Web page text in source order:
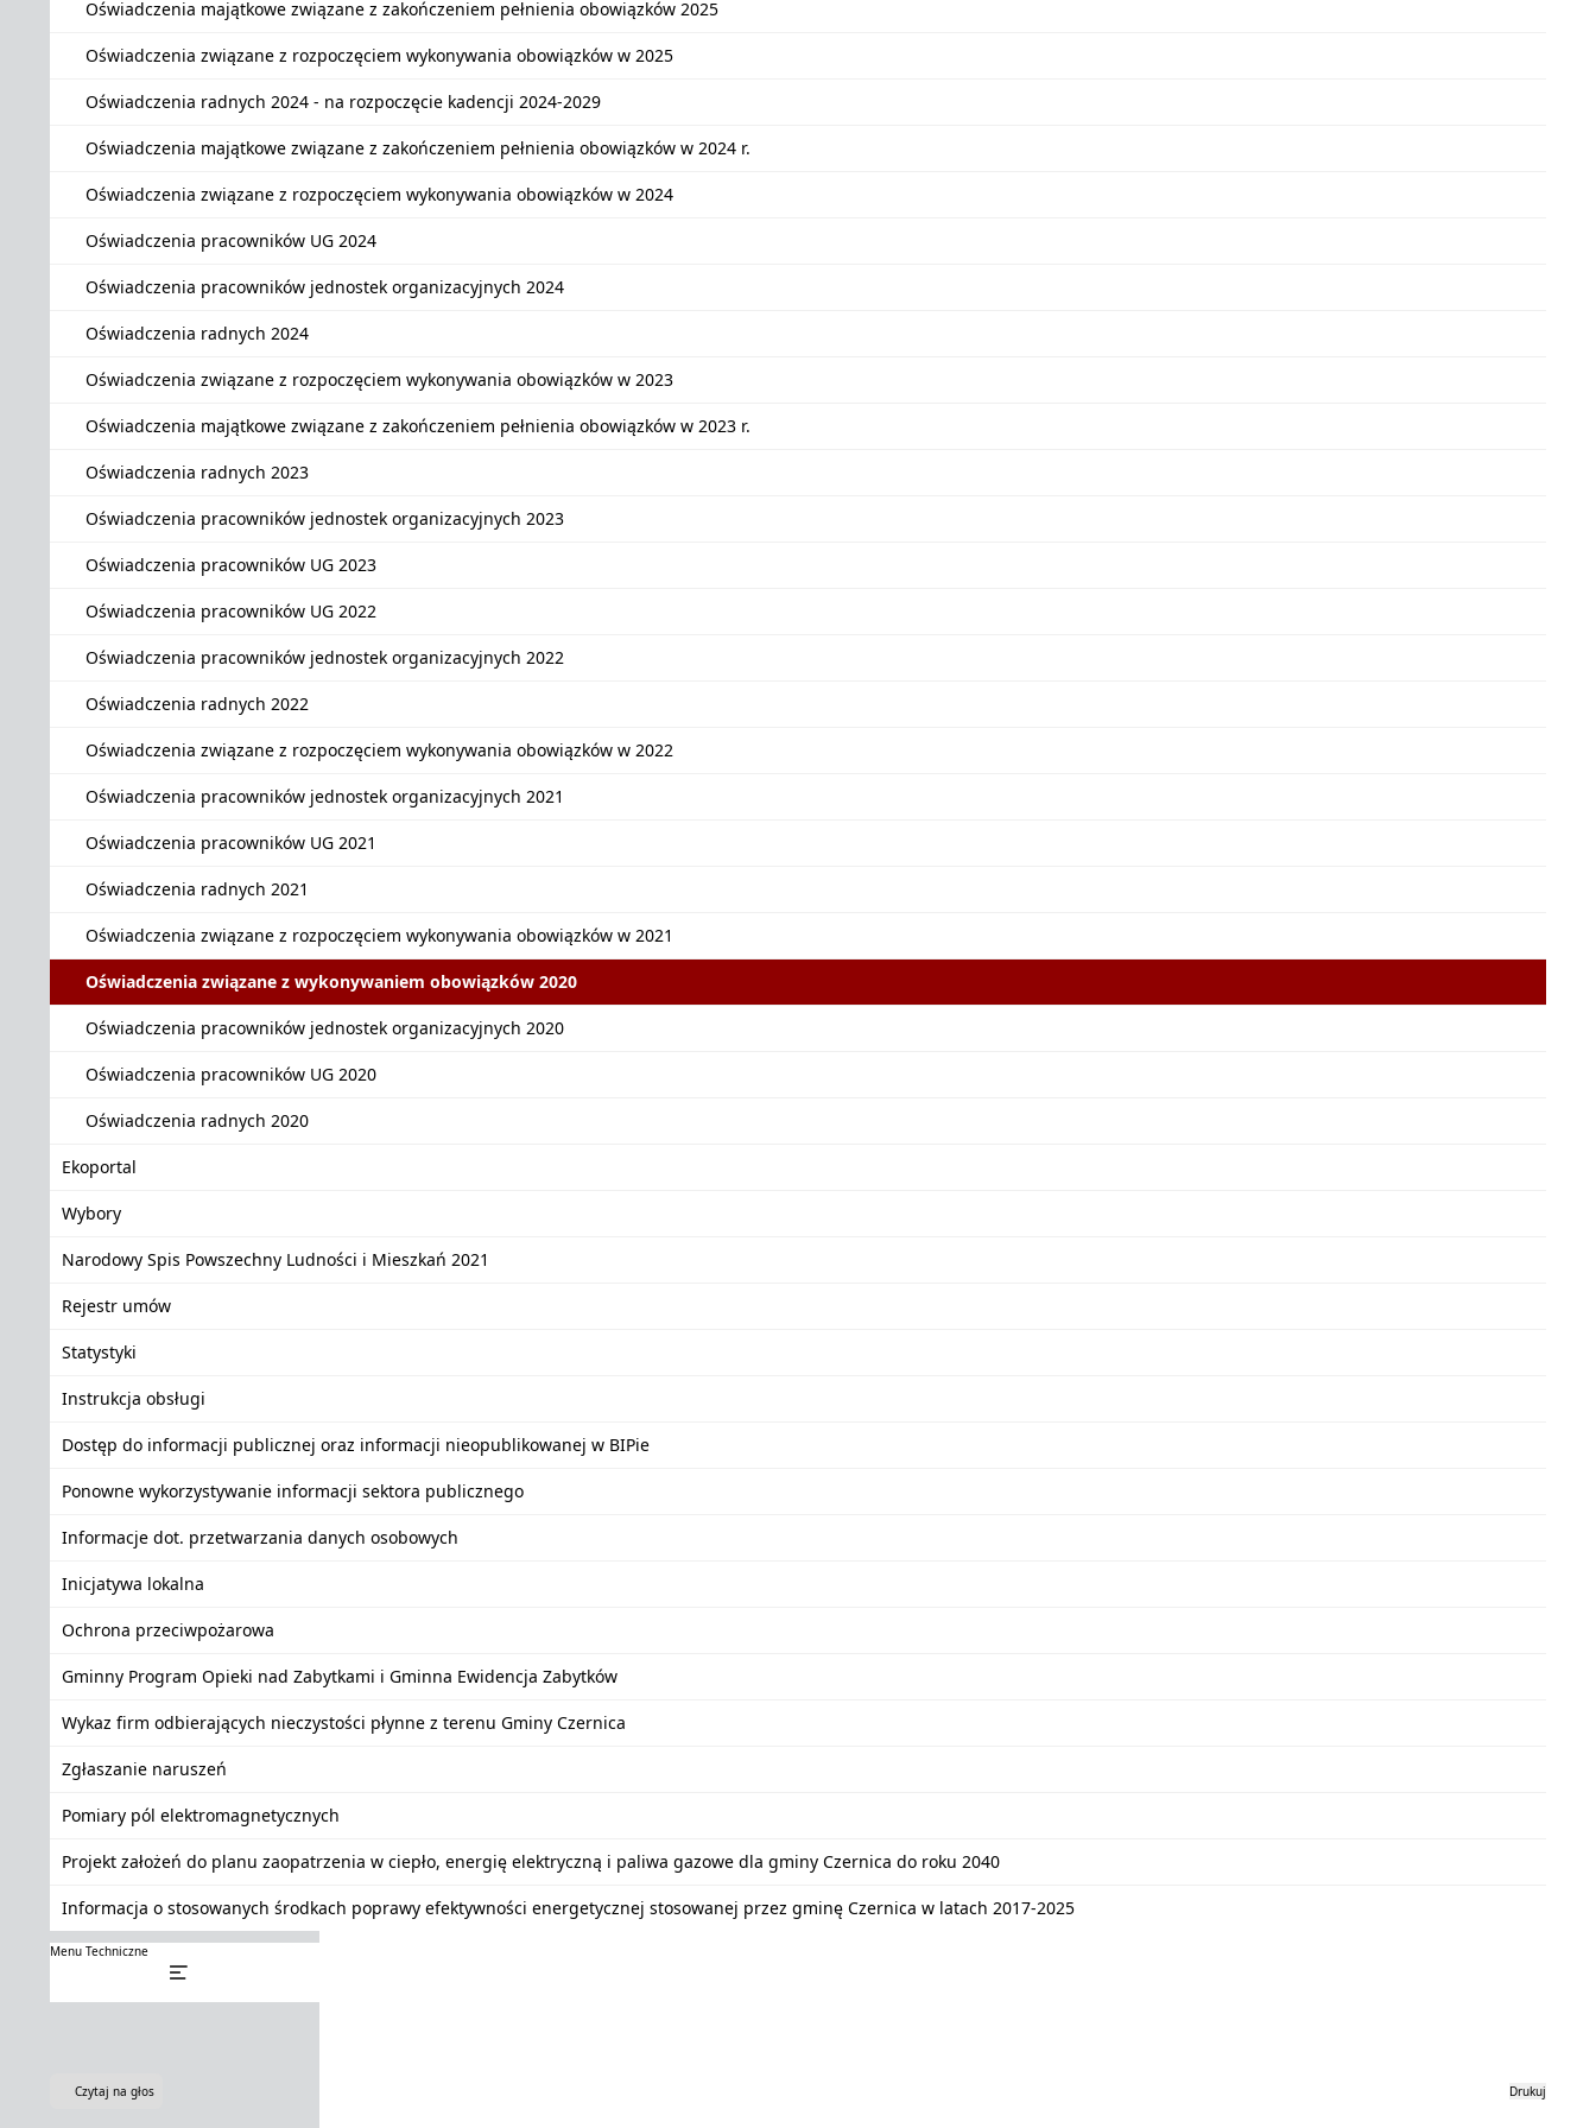
Oświadczenia majątkowe związane z zakończeniem pełnienia obowiązków 2025
Oświadczenia związane z rozpoczęciem wykonywania obowiązków w 2025
Oświadczenia radnych 2024 - na rozpoczęcie kadencji 2024-2029
Oświadczenia majątkowe związane z zakończeniem pełnienia obowiązków w 2024 r.
Oświadczenia związane z rozpoczęciem wykonywania obowiązków w 2024
Oświadczenia pracowników UG 2024
Oświadczenia pracowników jednostek organizacyjnych 2024
Oświadczenia radnych 2024
Oświadczenia związane z rozpoczęciem wykonywania obowiązków w 2023
Oświadczenia majątkowe związane z zakończeniem pełnienia obowiązków w 2023 r.
Oświadczenia radnych 2023
Oświadczenia pracowników jednostek organizacyjnych 2023
Oświadczenia pracowników UG 2023
Oświadczenia pracowników UG 2022
Oświadczenia pracowników jednostek organizacyjnych 2022
Oświadczenia radnych 2022
Oświadczenia związane z rozpoczęciem wykonywania obowiązków w 2022
Oświadczenia pracowników jednostek organizacyjnych 2021
Oświadczenia pracowników UG 2021
Oświadczenia radnych 2021
Oświadczenia związane z rozpoczęciem wykonywania obowiązków w 2021
Oświadczenia związane z wykonywaniem obowiązków 2020
Oświadczenia pracowników jednostek organizacyjnych 2020
Oświadczenia pracowników UG 2020
Oświadczenia radnych 2020
Ekoportal
Wybory
Narodowy Spis Powszechny Ludności i Mieszkań 2021
Rejestr umów
Statystyki
Instrukcja obsługi
Dostęp do informacji publicznej oraz informacji nieopublikowanej w BIPie
Ponowne wykorzystywanie informacji sektora publicznego
Informacje dot. przetwarzania danych osobowych
Inicjatywa lokalna
Ochrona przeciwpożarowa
Gminny Program Opieki nad Zabytkami i Gminna Ewidencja Zabytków
Wykaz firm odbierających nieczystości płynne z terenu Gminy Czernica
Zgłaszanie naruszeń
Pomiary pól elektromagnetycznych
Projekt założeń do planu zaopatrzenia w ciepło, energię elektryczną i paliwa gazowe dla gminy Czernica do roku 2040
Informacja o stosowanych środkach poprawy efektywności energetycznej stosowanej przez gminę Czernica w latach 2017-2025
Menu Techniczne
Czytaj na głos Drukuj